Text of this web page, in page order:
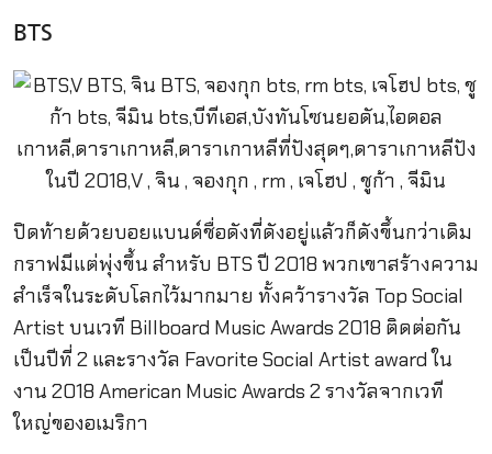
BTS
ปิดท้ายด้วยบอยแบนด์ชื่อดังที่ดังอยู่แล้วก็ดังขึ้นกว่าเดิม
กราฟมีแต่พุ่งขึ้น สำหรับ BTS ปี 2018 พวกเขาสร้างความ
สำเร็จในระดับโลกไว้มากมาย ทั้งคว้ารางวัล Top Social
Artist บนเวที Billboard Music Awards 2018 ติดต่อกัน
เป็นปีที่ 2 และรางวัล Favorite Social Artist award ใน
งาน 2018 American Music Awards 2 รางวัลจากเวที
ใหญ่ของอเมริกา